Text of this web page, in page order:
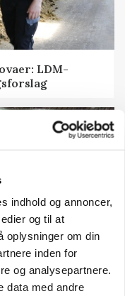
indhold og annoncer,
og til at
oplysninger om din
inden for
og analysepartnere.
data med andre
LDM-